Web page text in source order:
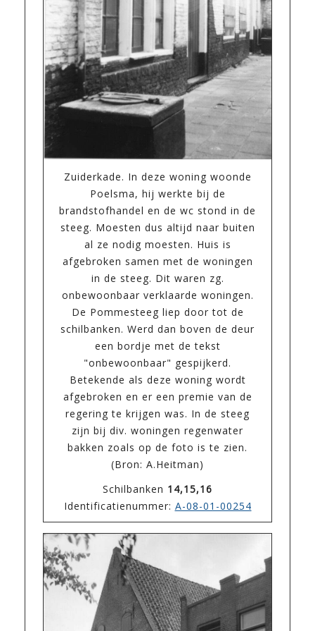
Zuiderkade. In deze woning woonde
Poelsma, hij werkte bij de
brandstofhandel en de wc stond in de
steeg. Moesten dus altijd naar buiten
al ze nodig moesten. Huis is
afgebroken samen met de woningen
in de steeg. Dit waren zg.
onbewoonbaar verklaarde woningen.
De Pommesteeg liep door tot de
schilbanken. Werd dan boven de deur
een bordje met de tekst
"onbewoonbaar" gespijkerd.
Betekende als deze woning wordt
afgebroken en er een premie van de
regering te krijgen was. In de steeg
zijn bij div. woningen regenwater
bakken zoals op de foto is te zien.
(Bron: A.Heitman)
Schilbanken 14,15,16
Identificatienummer: A-08-01-00254